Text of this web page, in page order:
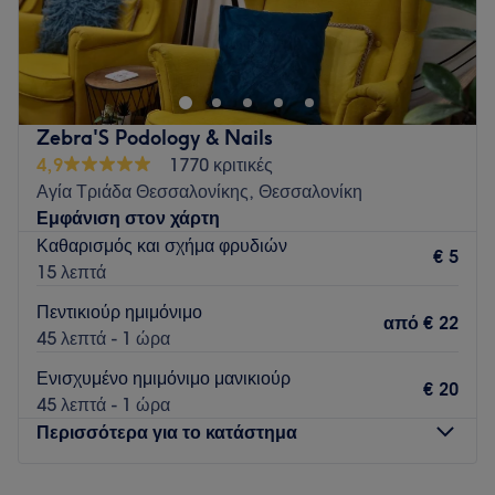
Go to venue
Zebra'S Podology & Nails
4,9
1770 κριτικές
Αγία Τριάδα Θεσσαλονίκης, Θεσσαλονίκη
Εμφάνιση στον χάρτη
Καθαρισμός και σχήμα φρυδιών
15 λεπτά
€ 5
Πεντικιούρ ημιμόνιμο
45 λεπτά - 1 ώρα
από € 22
Ενισχυμένο ημιμόνιμο μανικιούρ
45 λεπτά - 1 ώρα
€ 20
Περισσότερα για το κατάστημα